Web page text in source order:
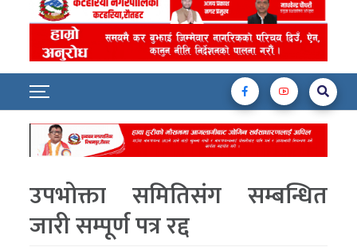
उपभोक्ता समितिसंग सम्बन्धित
जारी सम्पूर्ण पत्र रद्द